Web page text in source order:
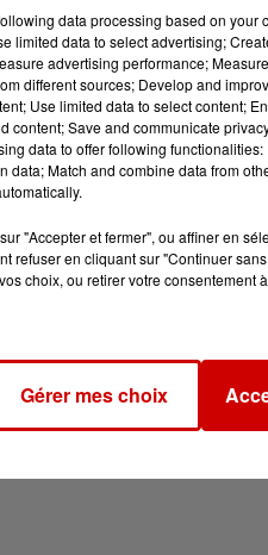
data processing based on your
limited data to select advertising;
advertising performance;
different sources; Develop and
Use limited data to select content;
content; Save and communicate
data to offer following
data; Match and combine data from
"Accepter et fermer", ou affiner en
refuser en cliquant sur "Continuer
choix, ou retirer votre consentement
Gérer mes choix